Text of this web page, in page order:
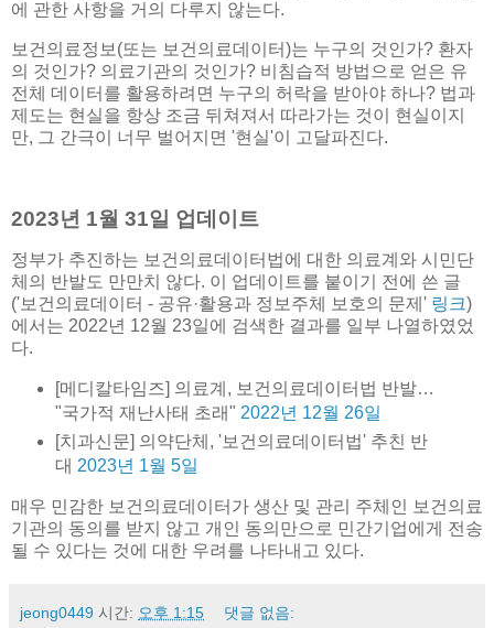
에 관한 사항을 거의 다루지 않는다.
보건의료정보(또는 보건의료데이터)는 누구의 것인가? 환자
의 것인가? 의료기관의 것인가? 비침습적 방법으로 얻은 유
전체 데이터를 활용하려면 누구의 허락을 받아야 하나? 법과
제도는 현실을 항상 조금 뒤쳐져서 따라가는 것이 현실이지
만, 그 간극이 너무 벌어지면 '현실'이 고달파진다.
2023년 1월 31일 업데이트
정부가 추진하는 보건의료데이터법에 대한 의료계와 시민단
체의 반발도 만만치 않다. 이 업데이트를 붙이기 전에 쓴 글
('보건의료데이터 - 공유·활용과 정보주체 보호의 문제' 링크)
에서는 2022년 12월 23일에 검색한 결과를 일부 나열하였었
다.
[메디칼타임즈] 의료계, 보건의료데이터법 반발…
"국가적 재난사태 초래" 2022년 12월 26일
[치과신문] 의약단체, '보건의료데이터법' 추친 반
대 2023년 1월 5일
매우 민감한 보건의료데이터가 생산 및 관리 주체인 보건의료
기관의 동의를 받지 않고 개인 동의만으로 민간기업에게 전송
될 수 있다는 것에 대한 우려를 나타내고 있다.
jeong0449 시간: 오후 1:15 댓글 없음: